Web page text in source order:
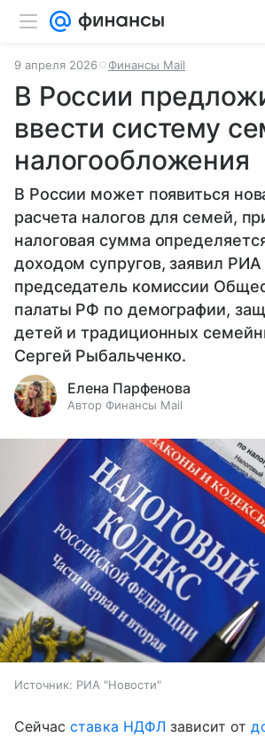
9 апреля 2026 Финансы Mail
В России
ввести систему
налогообложения
В России может появиться
расчета налогов для семей,
налоговая сумма
доходом супругов, заявил
председатель комиссии
палаты РФ по демографии,
детей и традиционных
Сергей Рыбальченко.
Елена Парфенова
Автор Финансы Mail
Источник: РИА "Новости"
Сейчасставка НДФЛ зависит от